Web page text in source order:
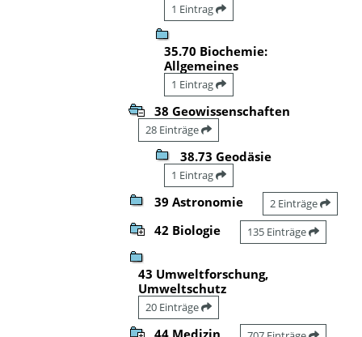
1 Eintrag
35.70 Biochemie:
Allgemeines
1 Eintrag
38 Geowissenschaften
28 Einträge
38.73 Geodäsie
1 Eintrag
39 Astronomie 2 Einträge
42 Biologie 135 Einträge
43 Umweltforschung,
Umweltschutz
20 Einträge
44 Medizin